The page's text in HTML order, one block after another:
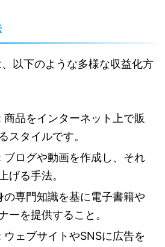
以下のような多様な収益化方
商品をインターネット上で販
スタイルです。
ブログや動画を作成し、それ
げる手法。
の専門知識を基に電子書籍や
ーを提供すること。
ウェブサイトやSNSに広告を